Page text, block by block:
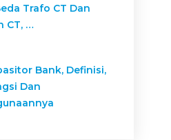
Trafo CT Dan
CT, …
Bank, Definisi,
Dan